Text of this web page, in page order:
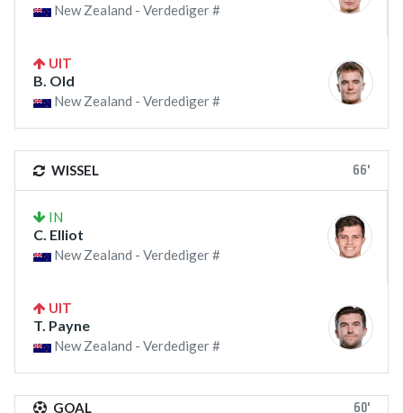
New Zealand - Verdediger #
UIT
B. Old
New Zealand - Verdediger #
WISSEL 66'
IN
C. Elliot
New Zealand - Verdediger #
UIT
T. Payne
New Zealand - Verdediger #
GOAL 60'